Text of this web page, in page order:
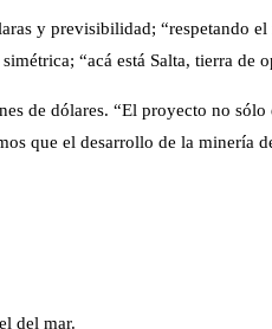
y previsibilidad; “respetando
“acá está Salta, tierra de
de dólares. “El proyecto no
que el desarrollo de la minería
del mar.